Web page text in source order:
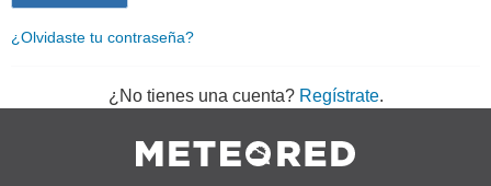
¿Olvidaste tu contraseña?
¿No tienes una cuenta? Regístrate.